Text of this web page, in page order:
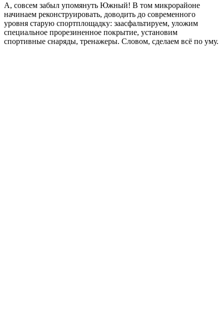
А, совсем забыл упомянуть Южный! В том микрорайоне
начинаем реконструировать, доводить до современного
уровня старую спортплощадку: заасфальтируем, уложим
специальное прорезиненное покрытие, установим
спортивные снаряды, тренажеры. Словом, сделаем всё по уму.